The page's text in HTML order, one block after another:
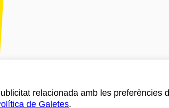
relacionada amb les preferències
de Galetes.